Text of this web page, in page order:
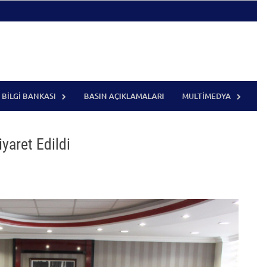
BILGI BANKASI BASIN AÇIKLAMALARI MULTIMEDYA
Edildi